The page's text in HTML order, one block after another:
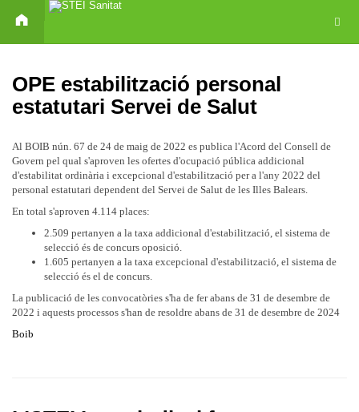
OPE estabilització personal
estatutari Servei de Salut
Al BOIB nún. 67 de 24 de maig de 2022 es publica l'Acord del Consell de
Govern pel qual s'aproven les ofertes d'ocupació pública addicional
d'estabilitat ordinària i excepcional d'estabilització per a l'any 2022 del
personal estatutari dependent del Servei de Salut de les Illes Balears.
En total s'aproven 4.114 places:
2.509 pertanyen a la taxa addicional d'estabilització, el sistema de
selecció és de concurs oposició.
1.605 pertanyen a la taxa excepcional d'estabilització, el sistema de
selecció és el de concurs.
La publicació de les convocatòries s'ha de fer abans de 31 de desembre de
2022 i aquests processos s'han de resoldre abans de 31 de desembre de 2024
Boib